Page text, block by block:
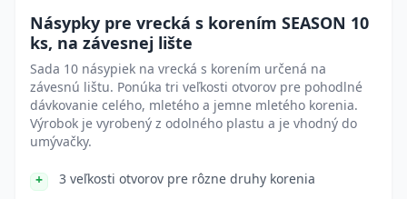
Násypky pre vrecká s korením SEASON 10
ks, na závesnej lište
Sada 10 násypiek na vrecká s korením určená na
závesnú lištu. Ponúka tri veľkosti otvorov pre pohodlné
dávkovanie celého, mletého a jemne mletého korenia.
Výrobok je vyrobený z odolného plastu a je vhodný do
umývačky.
3 veľkosti otvorov pre rôzne druhy korenia